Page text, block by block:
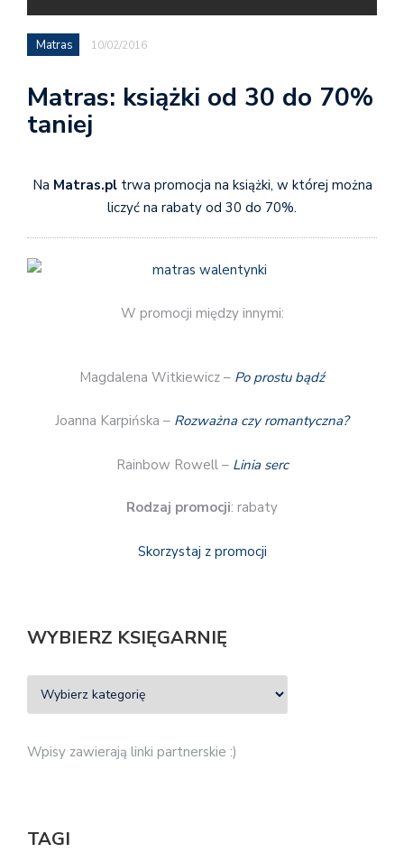
Matras 10/02/2016
Matras: książki od 30 do 70%
taniej
Na Matras.pltrwa promocja na książki, w której można
liczyć na rabaty od 30 do 70%.
W promocji między innymi:
Magdalena Witkiewicz – Po prostu bądź
Joanna Karpińska – Rozważna czy romantyczna?
Rainbow Rowell – Linia serc
Rodzaj promocji: rabaty
Skorzystaj z promocji
WYBIERZ KSIĘGARNIĘ
Wpisy zawierają linki partnerskie :)
TAGI